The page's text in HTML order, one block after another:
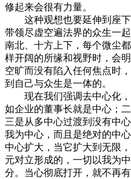
修起来会很有力量。
这种观想也要延伸到座下
带领尽虚空遍法界的众生一
南北、十方上下，每个微尘
样开阔的所缘和视野时，会
空旷而没有陷入任何焦点时
到自己与众生是一体的。
现在我们强调去中心化，
如企业的董事长就是中心；
三是从多中心过渡到没有中
我为中心，而且是绝对的中
中心扩大，当它扩大到无限
元对立形成的，一切以我为
分。当心彻底打开，就不再